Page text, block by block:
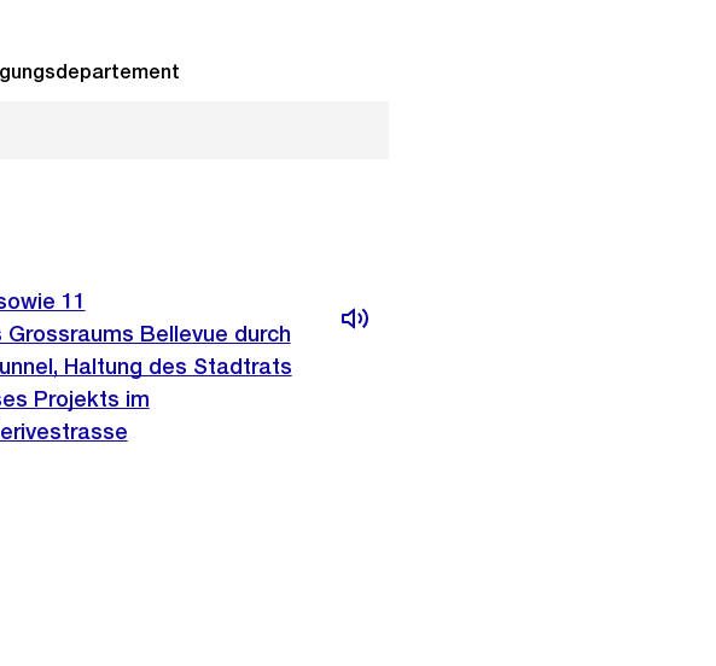
11
Bellevue durch
Haltung des Stadtrats
Projekts im